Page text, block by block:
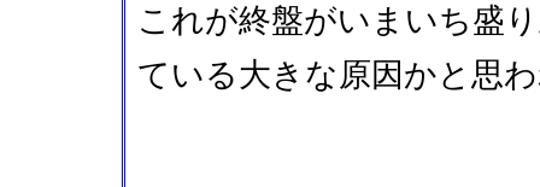
これが終盤がいまいち盛
ている大きな原因かと思